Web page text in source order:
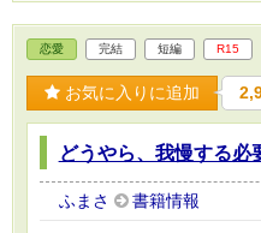
恋愛 完結 短編 R15
お気に入りに追加
どうやら、我慢する必
ふまさ 書籍情報